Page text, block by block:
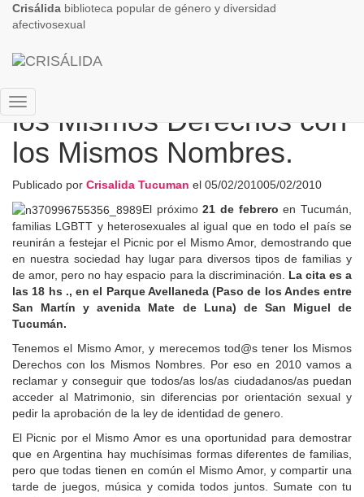
Crisálida biblioteca popular de género y diversidad
afectivosexual
Cambiar
modo
de
navegación
Picnic por el Mismo Amor,
los Mismos Derechos con
los Mismos Nombres.
Publicado por Crisalida Tucuman el 05/02/201005/02/2010
El próximo21 de febrero en Tucumán,
familias LGBTT y heterosexuales al igual que en todo el país se
reunirán a festejar el Picnic por el Mismo Amor, demostrando que
en nuestra sociedad hay lugar para diversos tipos de familias y
de amor, pero no hay espacio para la discriminación. La cita es a
las 18 hs ., en el Parque Avellaneda (Paso de los Andes entre
San Martín y avenida Mate de Luna) de San Miguel de
Tucumán.
Tenemos el Mismo Amor, y merecemos tod@s tener los Mismos
Derechos con los Mismos Nombres. Por eso en 2010 vamos a
reclamar y conseguir que todos/as los/as ciudadanos/as puedan
acceder al Matrimonio, sin diferencias por orientación sexual y
pedir la aprobación de la ley de identidad de genero.
El Picnic por el Mismo Amor es una oportunidad para demostrar
que en Argentina hay muchísimas formas diferentes de familias,
pero que todas tienen en común el Mismo Amor, y compartir una
tarde de juegos, música y comida todos juntos. Sumate con tu